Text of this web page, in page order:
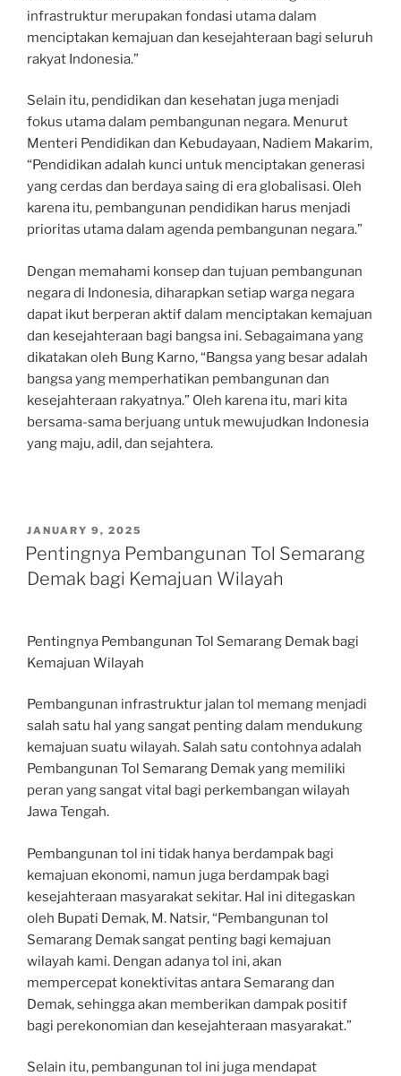
infrastruktur merupakan fondasi utama dalam
menciptakan kemajuan dan kesejahteraan bagi seluruh
rakyat Indonesia.”
Selain itu, pendidikan dan kesehatan juga menjadi
fokus utama dalam pembangunan negara. Menurut
Menteri Pendidikan dan Kebudayaan, Nadiem Makarim,
“Pendidikan adalah kunci untuk menciptakan generasi
yang cerdas dan berdaya saing di era globalisasi. Oleh
karena itu, pembangunan pendidikan harus menjadi
prioritas utama dalam agenda pembangunan negara.”
Dengan memahami konsep dan tujuan pembangunan
negara di Indonesia, diharapkan setiap warga negara
dapat ikut berperan aktif dalam menciptakan kemajuan
dan kesejahteraan bagi bangsa ini. Sebagaimana yang
dikatakan oleh Bung Karno, “Bangsa yang besar adalah
bangsa yang memperhatikan pembangunan dan
kesejahteraan rakyatnya.” Oleh karena itu, mari kita
bersama-sama berjuang untuk mewujudkan Indonesia
yang maju, adil, dan sejahtera.
POSTED
ON
JANUARY 9, 2025
Pentingnya Pembangunan Tol Semarang
Demak bagi Kemajuan Wilayah
Pentingnya Pembangunan Tol Semarang Demak bagi
Kemajuan Wilayah
Pembangunan infrastruktur jalan tol memang menjadi
salah satu hal yang sangat penting dalam mendukung
kemajuan suatu wilayah. Salah satu contohnya adalah
Pembangunan Tol Semarang Demak yang memiliki
peran yang sangat vital bagi perkembangan wilayah
Jawa Tengah.
Pembangunan tol ini tidak hanya berdampak bagi
kemajuan ekonomi, namun juga berdampak bagi
kesejahteraan masyarakat sekitar. Hal ini ditegaskan
oleh Bupati Demak, M. Natsir, “Pembangunan tol
Semarang Demak sangat penting bagi kemajuan
wilayah kami. Dengan adanya tol ini, akan
mempercepat konektivitas antara Semarang dan
Demak, sehingga akan memberikan dampak positif
bagi perekonomian dan kesejahteraan masyarakat.”
Selain itu, pembangunan tol ini juga mendapat